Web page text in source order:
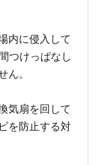
内に侵入して
つけっぱなし
ん。
気扇を回して
を防止する対